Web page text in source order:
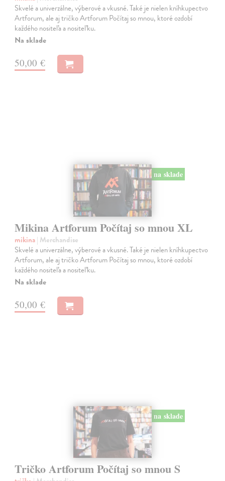
Skvelé a univerzálne, výberové a vkusné. Také je nielen kníhkupectvo
Artforum, ale aj tričko Artforum Počítaj so mnou, ktoré ozdobí
každého nositeľa a nositeľku.
Na sklade
50,00 €
na sklade
Mikina Artforum Počítaj so mnou XL
mikina| Merchandise
Skvelé a univerzálne, výberové a vkusné. Také je nielen kníhkupectvo
Artforum, ale aj tričko Artforum Počítaj so mnou, ktoré ozdobí
každého nositeľa a nositeľku.
Na sklade
50,00 €
na sklade
Tričko Artforum Počítaj so mnou S